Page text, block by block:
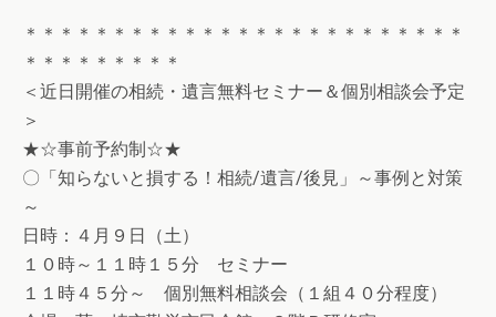
＊＊＊＊＊＊＊＊＊＊＊＊＊＊＊＊＊＊＊＊＊＊＊＊＊
＊＊＊＊＊＊＊＊＊
＜近日開催の相続・遺言無料セミナー＆個別相談会予定
＞
★☆事前予約制☆★
〇「知らないと損する！相続/遺言/後見」～事例と対策
～
日時：４月９日（土）
１０時～１１時１５分 セミナー
１１時４５分～ 個別無料相談会（１組４０分程度）